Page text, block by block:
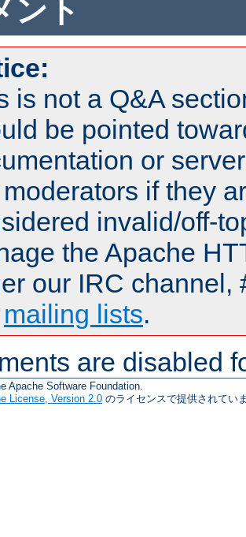
ント
is not a Q&A
be pointed
or
if they
invalid/off-
the Apache
our IRC channel,
mailing lists.
are disabled
Apache Software Foundation.
License, Version 2.0 のライセンスで提供されてい